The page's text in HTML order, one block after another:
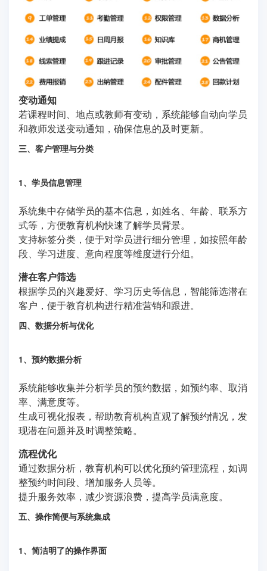
变动通知
若课程时间、地点或教师有变动，系统能够自动向学员
和教师发送变动通知，确保信息的及时更新。
三、客户管理与分类
1、学员信息管理
系统集中存储学员的基本信息，如姓名、年龄、联系方
式等，方便教育机构快速了解学员背景。
支持标签分类，便于对学员进行细分管理，如按照年龄
段、学习进度、意向程度等维度进行分组。
潜在客户筛选
根据学员的兴趣爱好、学习历史等信息，智能筛选潜在
客户，便于教育机构进行精准营销和跟进。
四、数据分析与优化
1、预约数据分析
系统能够收集并分析学员的预约数据，如预约率、取消
率、满意度等。
生成可视化报表，帮助教育机构直观了解预约情况，发
现潜在问题并及时调整策略。
流程优化
通过数据分析，教育机构可以优化预约管理流程，如调
整预约时间段、增加服务人员等。
提升服务效率，减少资源浪费，提高学员满意度。
五、操作简便与系统集成
1、简洁明了的操作界面